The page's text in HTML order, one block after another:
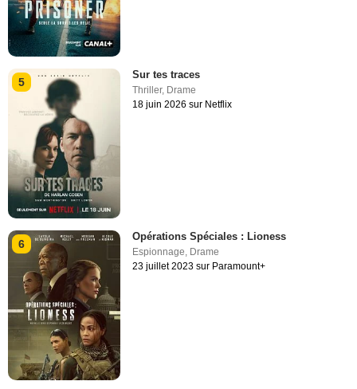
5
Sur tes traces
Thriller, Drame
18 juin 2026 sur Netflix
6
Opérations Spéciales : Lioness
Espionnage, Drame
23 juillet 2023 sur Paramount+